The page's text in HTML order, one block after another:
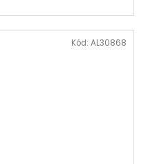
Kód: AL30868